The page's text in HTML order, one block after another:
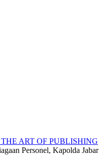
ART OF PUBLISHING
Personel, Kapolda Jabar